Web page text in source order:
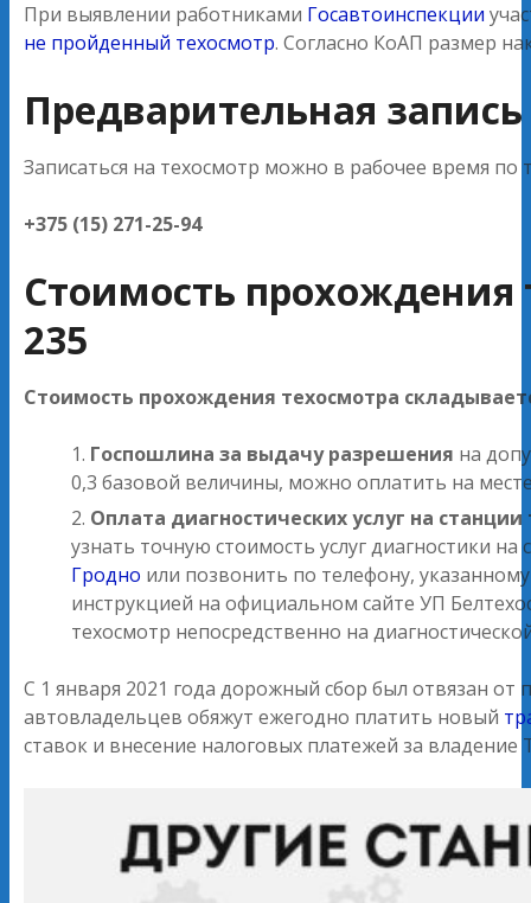
При выявлении работниками Госавтоинспекции
не пройденный техосмотр. Согласно КоАП размер
Предварительная
Записаться на техосмотр можно в рабочее время по
+375 (15) 271-25-94
Стоимость прохождения
235
Стоимость прохождения техосмотра
Госпошлина за выдачу разрешения на
0,3 базовой величины, можно оплатить на
Оплата диагностических услуг на станции
узнать точную стоимость услуг диагностики
Гродно или позвонить по телефону,
инструкцией на официальном сайте УП
техосмотр непосредственно на
С 1 января 2021 года дорожный сбор был отвязан
автовладельцев обяжут ежегодно платить новый
ставок и внесение налоговых платежей за владение